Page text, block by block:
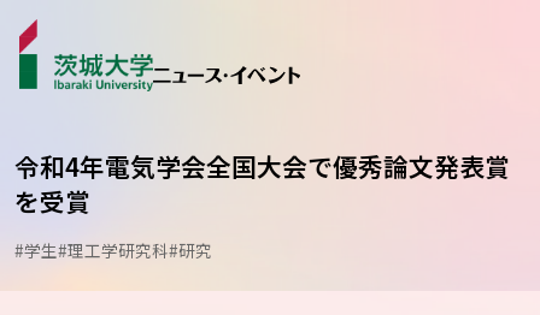
令和4年電気学会全国大会で優秀論文発表賞
を受賞
#学生#理工学研究科#研究